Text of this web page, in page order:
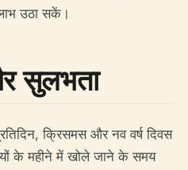
उठा सकें।
सुलभता
क्रिसमस और नव वर्ष दिवस
के महीने में खोले जाने के समय